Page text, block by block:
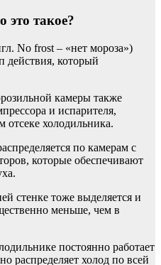
это такое?
No frost – «нет мороза»)
действия, который
камеры также
и испарителя,
отсеке холодильника.
по камерам с
которые обеспечивают
стенке тоже выделяется и
меньше, чем в
постоянно работает
распределяет холод по всей